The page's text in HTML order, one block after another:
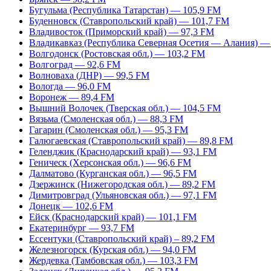
Бугульма (Республика Татарстан) — 105,9 FM
Буденновск (Ставропольский край) — 101,7 FM
Владивосток (Приморский край) — 97,3 FM
Владикавказ (Республика Северная Осетия — Алания)
Волгодонск (Ростовская обл.) — 103,2 FM
Волгоград — 92,6 FM
Волноваха (ДНР) — 99,5 FM
Вологда — 96,0 FM
Воронеж — 89,4 FM
Вышний Волочек (Тверская обл.) — 104,5 FM
Вязьма (Смоленская обл.) — 88,3 FM
Гагарин (Смоленская обл.) — 95,3 FM
Галюгаевская (Ставропольский край) — 89,8 FM
Геленджик (Краснодарский край) — 93,1 FM
Геническ (Херсонская обл.) — 96,6 FM
Далматово (Курганская обл.) — 96,5 FM
Дзержинск (Нижегородская обл.) — 89,2 FM
Димитровград (Ульяновская обл.) — 97,1 FM
Донецк — 102,6 FM
Ейск (Краснодарский край) — 101,1 FM
Екатеринбург — 93,7 FM
Ессентуки (Ставропольский край) – 89,2 FM
Железногорск (Курская обл.) — 94,0 FM
Жердевка (Тамбовская обл.) — 103,3 FM